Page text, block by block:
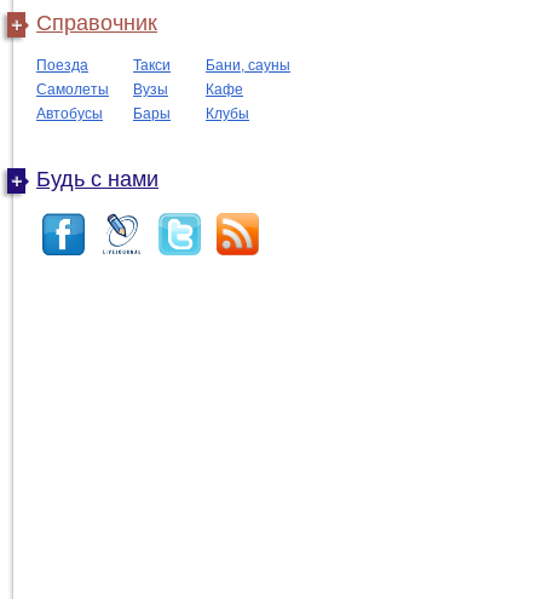
Справочник
Поезда Такси
Бани, сауны
Самолеты
Вузы
Кафе
Автобусы
Бары Клубы
Будь с нами